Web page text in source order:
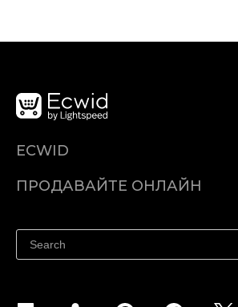
ECWID
Помощен център
ПРОДАВАЙТЕ ОНЛАЙН
Продавайте във Facebook
Продавайте в Instagram